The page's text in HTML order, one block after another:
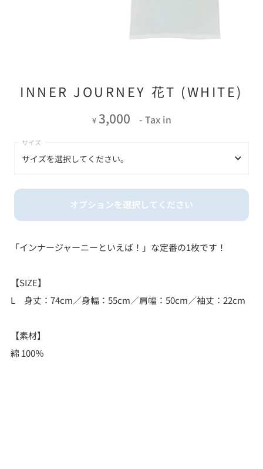
INNER JOURNEY 花T (WHITE)
¥ 3,000 - Tax in
サイズを選択してください。
オプションを選択してください
「インナージャーニーといえば！」な定番の1枚です！
【SIZE】
L 身丈：74cm／身幅：55cm／肩幅：50cm／袖丈：22cm
【素材】
綿 100％